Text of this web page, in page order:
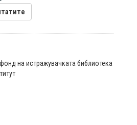
на истражувачката библиотека